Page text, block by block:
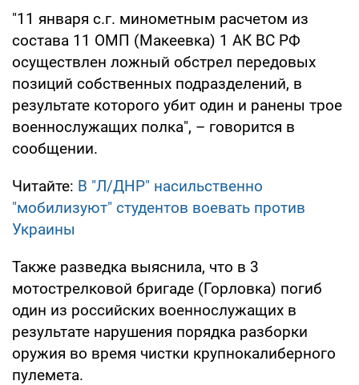
"11 января с.г. минометным расчетом из
состава 11 ОМП (Макеевка) 1 АК ВС РФ
осуществлен ложный обстрел передовых
позиций собственных подразделений, в
результате которого убит один и ранены трое
военнослужащих полка", – говорится в
сообщении.
Читайте: В "Л/ДНР" насильственно
"мобилизуют" студентов воевать против
Украины
Также разведка выяснила, что в 3
мотострелковой бригаде (Горловка) погиб
один из российских военнослужащих в
результате нарушения порядка разборки
оружия во время чистки крупнокалиберного
пулемета.